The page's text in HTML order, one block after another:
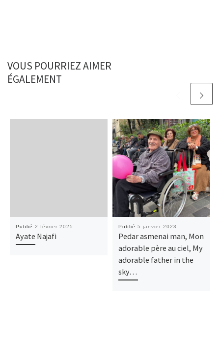
VOUS POURRIEZ AIMER
ÉGALEMENT
Publié 2 février 2025
Ayate Najafi
Publié 5 janvier 2023
Pedar asmenai man, Mon
adorable père au ciel, My
adorable father in the
sky…